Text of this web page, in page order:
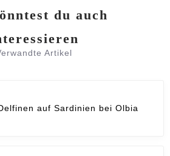
du auch
Artikel
auf Sardinien bei Olbia